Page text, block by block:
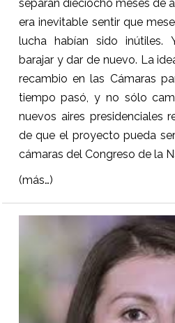
separan dieciocho meses de
era inevitable sentir que
lucha habían sido inútiles.
barajar y dar de nuevo. La
recambio en las Cámaras
tiempo pasó, y no sólo
nuevos aires presidenciales
de que el proyecto pueda
cámaras del Congreso de la
(más…)